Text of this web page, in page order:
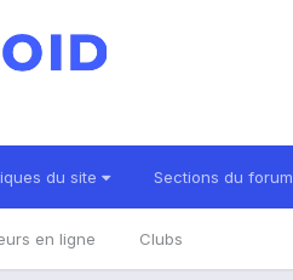
du site Sections du forum
en ligne Clubs